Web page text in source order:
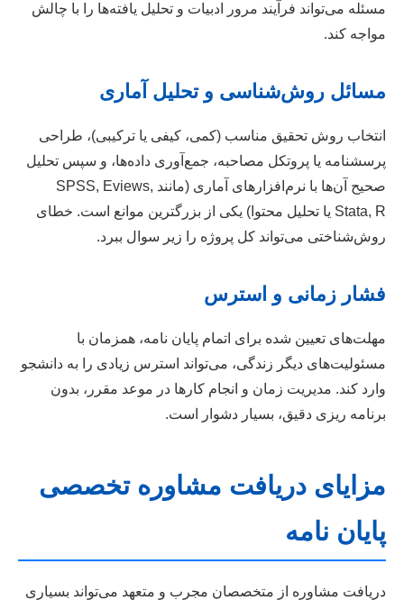
مسئله می‌تواند فرآیند مرور ادبیات و تحلیل یافته‌ها را با چالش
مواجه کند.
مسائل روش‌شناسی و تحلیل آماری
انتخاب روش تحقیق مناسب (کمی، کیفی یا ترکیبی)، طراحی
پرسشنامه یا پروتکل مصاحبه، جمع‌آوری داده‌ها، و سپس تحلیل
صحیح آن‌ها با نرم‌افزارهای آماری (مانند SPSS, Eviews,
Stata, R یا تحلیل محتوا) یکی از بزرگترین موانع است. خطای
روش‌شناختی می‌تواند کل پروژه را زیر سوال ببرد.
فشار زمانی و استرس
مهلت‌های تعیین شده برای اتمام پایان نامه، همزمان با
مسئولیت‌های دیگر زندگی، می‌تواند استرس زیادی را به دانشجو
وارد کند. مدیریت زمان و انجام کارها در موعد مقرر، بدون
برنامه ریزی دقیق، بسیار دشوار است.
مزایای دریافت مشاوره تخصصی
پایان نامه
دریافت مشاوره از متخصصان مجرب و متعهد می‌تواند بسیاری